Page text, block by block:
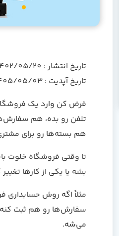
تاریخ انتشار : 1402/05/20
تاریخ آپدیت : 1405/05/03
فرض کن وارد یک
تلفن رو بده، هم
هم بسته‌ها رو برای
تا وقتی فروشگاه خلوت
بشه یا یکی از کارها
مثلاً اگه روش حسابداری
سفارش‌ها رو هم ثبت کنه.
می‌شه.